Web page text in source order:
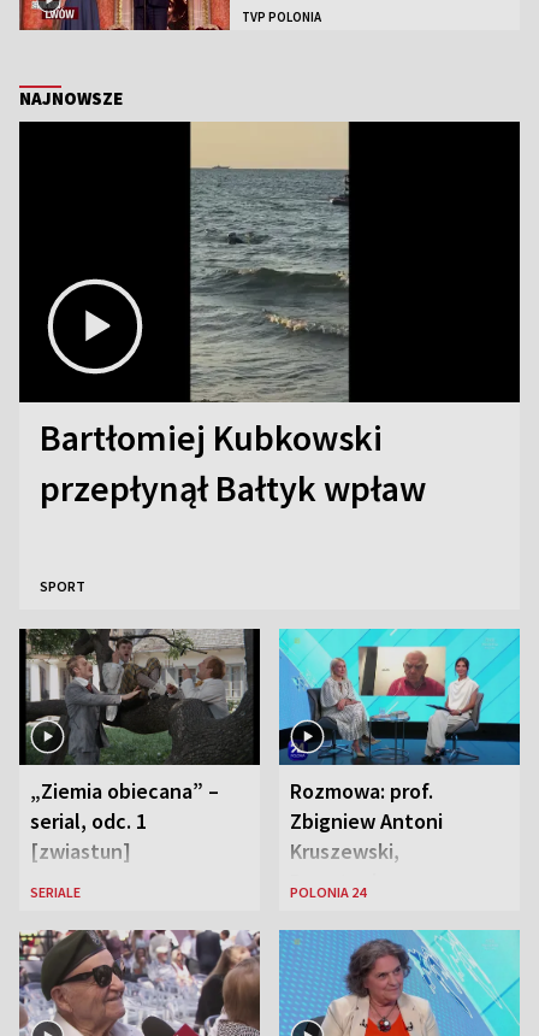
TVP POLONIA
NAJNOWSZE
Bartłomiej Kubkowski
przepłynął Bałtyk wpław
SPORT
„Ziemia obiecana” –
serial, odc. 1
[zwiastun]
SERIALE
Rozmowa: prof.
Zbigniew Antoni
Kruszewski,
Powstaniec
Zaryan, piosenkarka
POLONIA 24